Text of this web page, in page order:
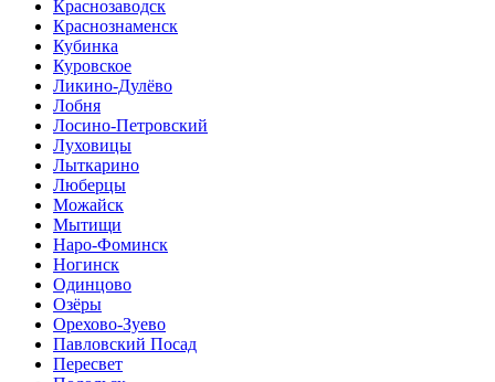
Краснозаводск
Краснознаменск
Кубинка
Куровское
Ликино-Дулёво
Лобня
Лосино-Петровский
Луховицы
Лыткарино
Люберцы
Можайск
Мытищи
Наро-Фоминск
Ногинск
Одинцово
Озёры
Орехово-Зуево
Павловский Посад
Пересвет